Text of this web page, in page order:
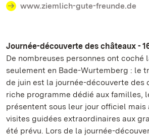
www.ziemlich-gute-freunde.de
Journée-découverte des châteaux -
De nombreuses personnes ont coché
seulement en Bade-Wurtemberg : le
de juin est la journée-découverte des
riche programme dédié aux familles,
présentent sous leur jour officiel mais
visites guidées extraordinaires aux
été prévu. Lors de la journée-